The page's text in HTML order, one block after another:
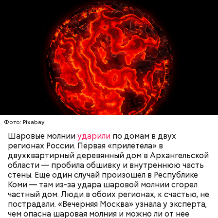
Фото: Pixabay
Шаровые молнииударили по домам в двух
регионах России. Первая «прилетела» в
двухквартирный деревянный дом в Архангельской
области — пробила обшивку и внутреннюю часть
стены. Еще один случай произошел в Республике
Коми — там из-за удара шаровой молнии сгорел
частный дом. Люди в обоих регионах, к счастью, не
пострадали. «Вечерняя Москва» узнала у эксперта,
чем опасна шаровая молния и можно ли от нее
— Маленькие — от одного сантиметра, средние —
около 20 сантиметров, а самые большие могут
доходить до нескольких метров. Шаровая молния
проходит и через стекла, даже часто не оставляя
следов. Она как капля стекает, растекается. Может
и в окно влезть, причем в двухметровое.
Сжимается, как воздушный шар, и проходит.
УЧЕНЫЕ МОЛНИИ ПОГОДА
По его словам, солдаты не знали о масштабах
трагедии. Подобных аварий раньше не случалось.
Поэтому он не испытывал страха.
Нагасаки. С подобным сами не сталкивались, —
говорит ликвидатор.